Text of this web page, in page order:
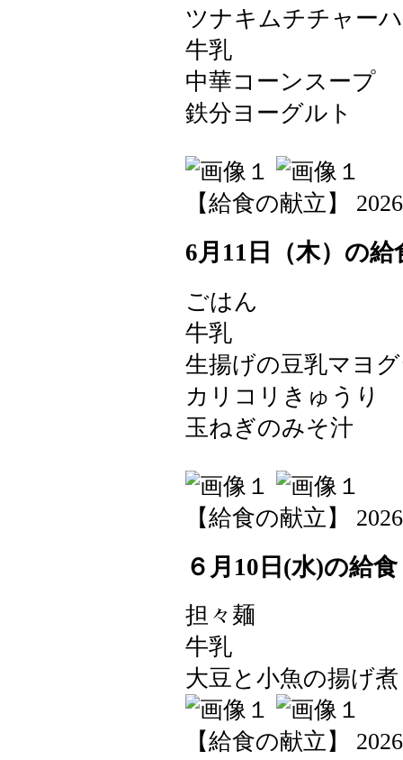
ツナキムチチャー
牛乳
中華コーンスープ
鉄分ヨーグルト
【給食の献立】
6月11日（木）の給
ごはん
牛乳
生揚げの豆乳マヨ
カリコリきゅうり
玉ねぎのみそ汁
【給食の献立】
６月10日(水)の給食
担々麺
牛乳
大豆と小魚の揚げ煮
【給食の献立】